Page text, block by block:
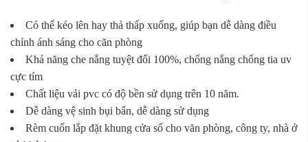
Có thể kéo lên hay thả thấp xuống, giúp bạn dễ dàng điều
chỉnh ánh sáng cho căn phòng
Khả năng che nắng tuyệt đối 100%, chống nắng chống tia uv
cực tím
Chất liệu vải pvc có độ bền sử dụng trên 10 năm.
Dễ dàng vệ sinh bụi bẩn, dễ dàng sử dụng
Rèm cuốn lắp đặt khung cửa sổ cho văn phòng, công ty, nhà ở